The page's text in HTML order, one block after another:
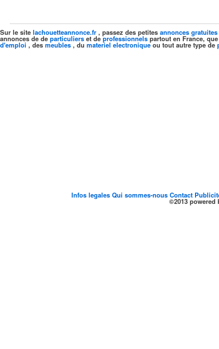
Sur le site lachouetteannonce.fr , passez des petites annonces gratuites
annonces de de particuliers et deprofessionnels partout en France,
d'emploi , des meubles , du materiel electroniqueou tout autre type de
Infos legalesQui sommes-nousContact
©2013 powered